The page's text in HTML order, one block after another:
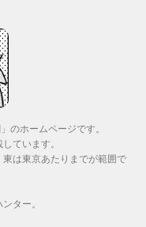
のホームページです。
ています。
は東京あたりまでが範囲で
ター。